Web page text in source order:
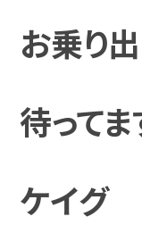
お乗り
待ってま
ケイグ